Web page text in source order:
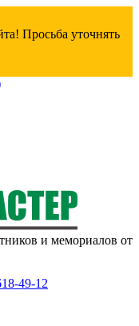
Просьба уточнять
и мемориалов от
49-12